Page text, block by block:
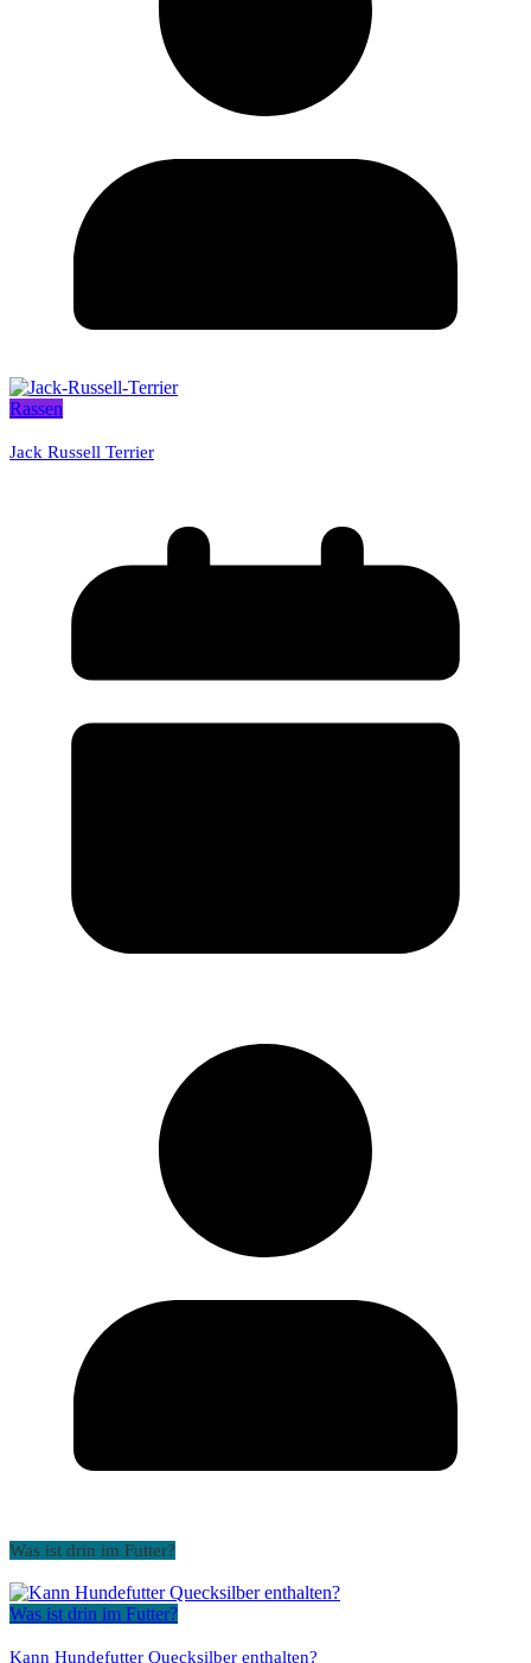
Rassen
Jack Russell Terrier
Was ist drin im Futter?
Was ist drin im Futter?
Kann Hundefutter Quecksilber enthalten?